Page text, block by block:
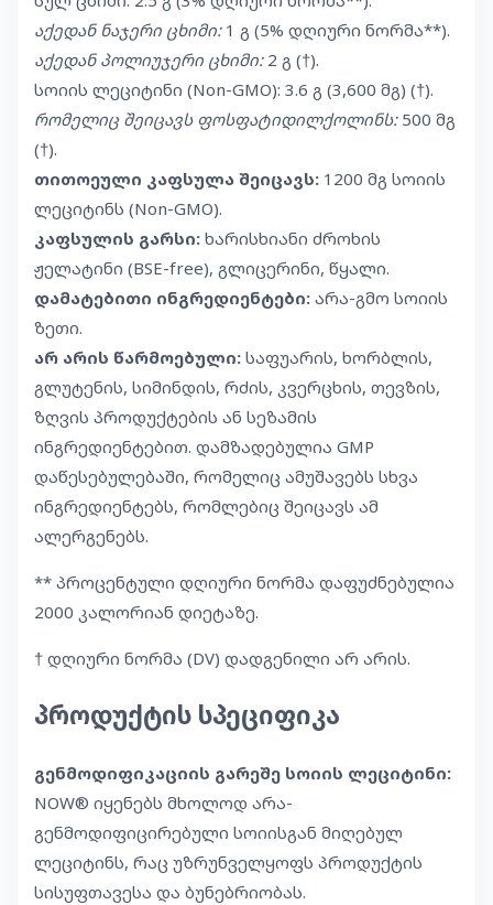
აქედან ნაჯერი ცხიმი:1 გ (5% დღიური ნორმა**).
აქედან პოლიუჯერი ცხიმი:2 გ (†).
სოიის ლეციტინი (Non-GMO): 3.6 გ (3,600 მგ) (†).
რომელიც შეიცავს ფოსფატიდილქოლინს:500 მგ
(†).
თითოეული კაფსულა შეიცავს: 1200 მგ სოიის
ლეციტინს (Non-GMO).
კაფსულის გარსი: ხარისხიანი ძროხის
ჟელატინი (BSE-free), გლიცერინი, წყალი.
დამატებითი ინგრედიენტები: არა-გმო სოიის
ზეთი.
არ არის წარმოებული: საფუარის, ხორბლის,
გლუტენის, სიმინდის, რძის, კვერცხის, თევზის,
ზღვის პროდუქტების ან სეზამის
ინგრედიენტებით. დამზადებულია GMP
დაწესებულებაში, რომელიც ამუშავებს სხვა
ინგრედიენტებს, რომლებიც შეიცავს ამ
ალერგენებს.
** პროცენტული დღიური ნორმა დაფუძნებულია
2000 კალორიან დიეტაზე.
† დღიური ნორმა (DV) დადგენილი არ არის.
პროდუქტის სპეციფიკა
გენმოდიფიკაციის გარეშე სოიის ლეციტინი:
NOW® იყენებს მხოლოდ არა-
გენმოდიფიცირებული სოიისგან მიღებულ
ლეციტინს, რაც უზრუნველყოფს პროდუქტის
სისუფთავესა და ბუნებრიობას.